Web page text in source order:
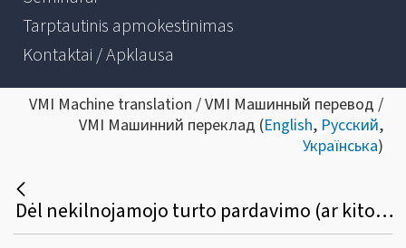
Tarptautinis apmokestinimas
Kontaktai / Apklausa
VMI Machine translation / VMI Машинный перевод /
VMI Машинний переклад (English, Русский,
Українська)
Dėl nekilnojamojo turto pardavimo (ar kitokio perleidimo) pajamų, gautų 2021 metais, apskaičiavimo, deklaravimo ir pajamų mokesčio sumokėjimo